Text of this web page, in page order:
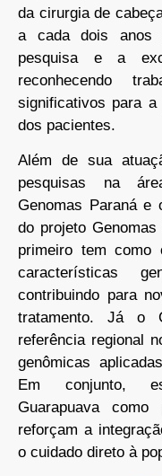
da cirurgia de
a cada dois anos
pesquisa e a
reconhecendo
significativos para
dos pacientes.
Além de sua
pesquisas na
Genomas Paraná e
do projeto
primeiro tem como
características
contribuindo para
tratamento. Já o
referência regional
genômicas
Em conjunto,
Guarapuava
reforçam a
o cuidado direto à